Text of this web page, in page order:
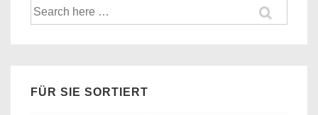
Banken
Suche
nach:
FÜR SIE SORTIERT